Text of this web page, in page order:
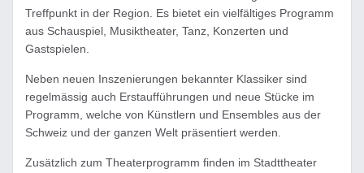
Treffpunkt in der Region. Es bietet ein vielfältiges Programm
aus Schauspiel, Musiktheater, Tanz, Konzerten und
Gastspielen.
Neben neuen Inszenierungen bekannter Klassiker sind
regelmässig auch Erstaufführungen und neue Stücke im
Programm, welche von Künstlern und Ensembles aus der
Schweiz und der ganzen Welt präsentiert werden.
Zusätzlich zum Theaterprogramm finden im Stadttheater